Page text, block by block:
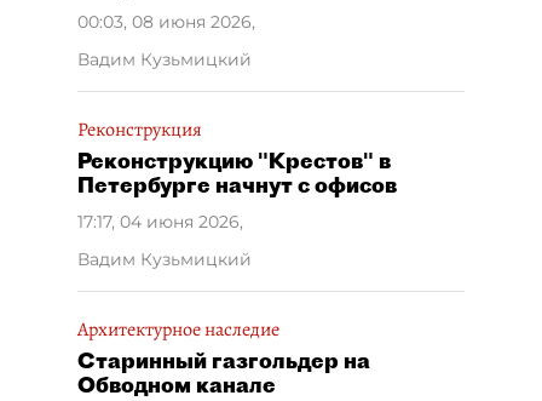
00:03, 08 июня 2026,
Вадим Кузьмицкий
Реконструкция
Реконструкцию "Крестов" в
Петербурге начнут с офисов
17:17, 04 июня 2026,
Вадим Кузьмицкий
Архитектурное наследие
Старинный газгольдер на
Обводном канале